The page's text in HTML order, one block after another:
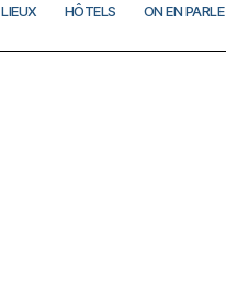
LIEUX HÔTELS ON EN PARLE